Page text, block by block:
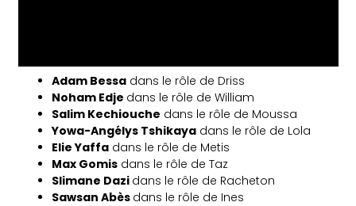
Adam Bessa dans le rôle de Driss
Noham Edje dans le rôle de William
Salim Kechiouche dans le rôle de Moussa
Yowa-Angélys Tshikaya dans le rôle de Lola
Elie Yaffa dans le rôle de Metis
Max Gomis dans le rôle de Taz
Slimane Dazi dans le rôle de Racheton
Sawsan Abès dans le rôle de Ines